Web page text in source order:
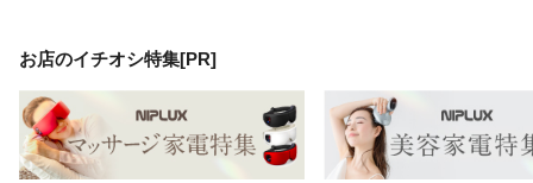
お店のイチオシ特集[PR]